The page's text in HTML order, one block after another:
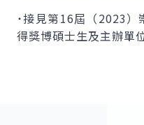
˙接見第16屆（2023）
得獎博碩士生及主辦單